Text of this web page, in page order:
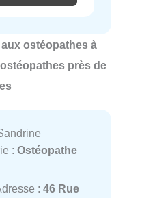
ostéopathes à
près de
: Ostéopathe
: 46 Rue